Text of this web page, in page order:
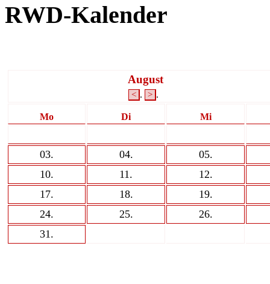
RWD-Kalender
August
< . > .
Mo Di Mi
03. 04. 05.
10. 11 . 12.
17. 18. 19.
24. 25. 26.
31 .